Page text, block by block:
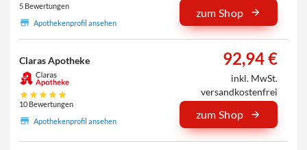
5 Bewertungen
Apothekenprofil ansehen
zum Shop
Claras Apotheke
10 Bewertungen
Apothekenprofil ansehen
92,94 €
inkl. MwSt.
versandkostenfrei
zum Shop